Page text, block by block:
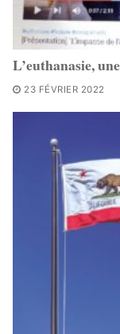
L’euthanasie,
23 FÉVRIER 2022